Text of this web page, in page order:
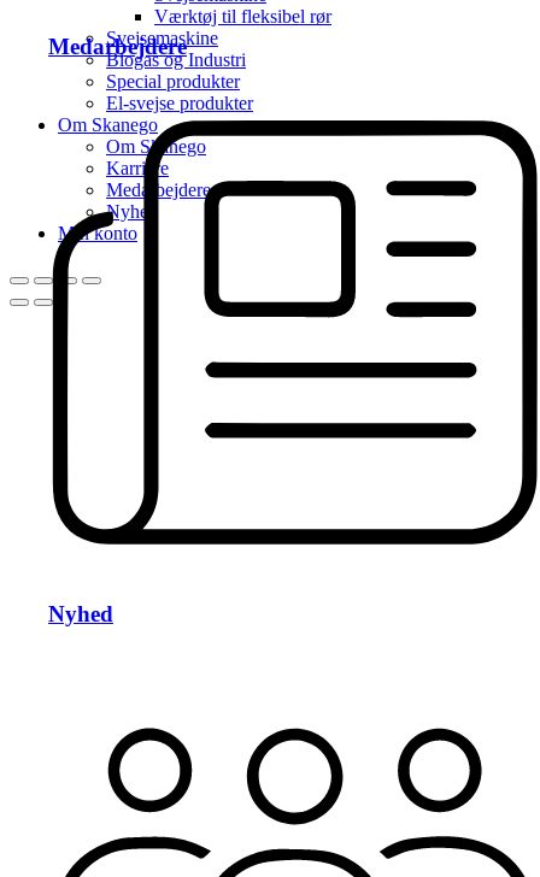
Medarbejdere
Nyhed
Værktøj til fleksibel rør
Svejsemaskine
Biogas og Industri
Special produkter
El-svejse produkter
Om Skanego
Om Skanego
Karriere
Medarbejdere
Nyhed
Min konto